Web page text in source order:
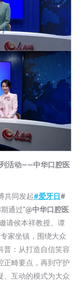
活动——中华口腔医
共同发起#爱牙日 #
通过“@中华口腔医
请侯本祥教授、谭
家坐镇，围绕大众
普：从打造自信笑容
正畸要点，再到守护
、互动的模式为大众